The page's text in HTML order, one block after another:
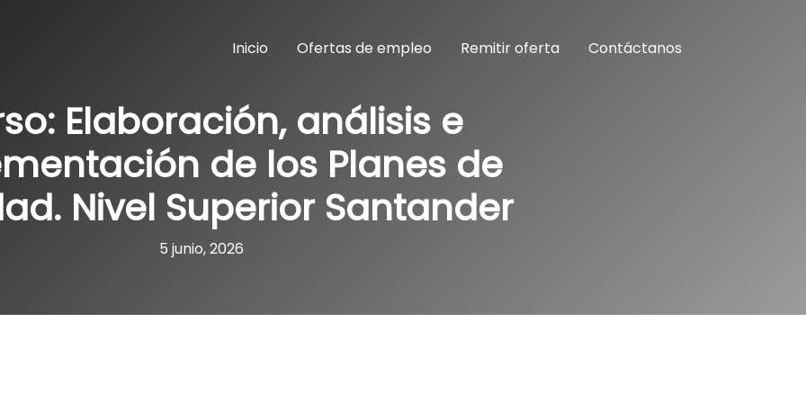
Inicio Ofertas de empleo Remitir oferta Contáctanos
Elaboración, análisis e
de los Planes de
Nivel Superior Santander
5 junio, 2026